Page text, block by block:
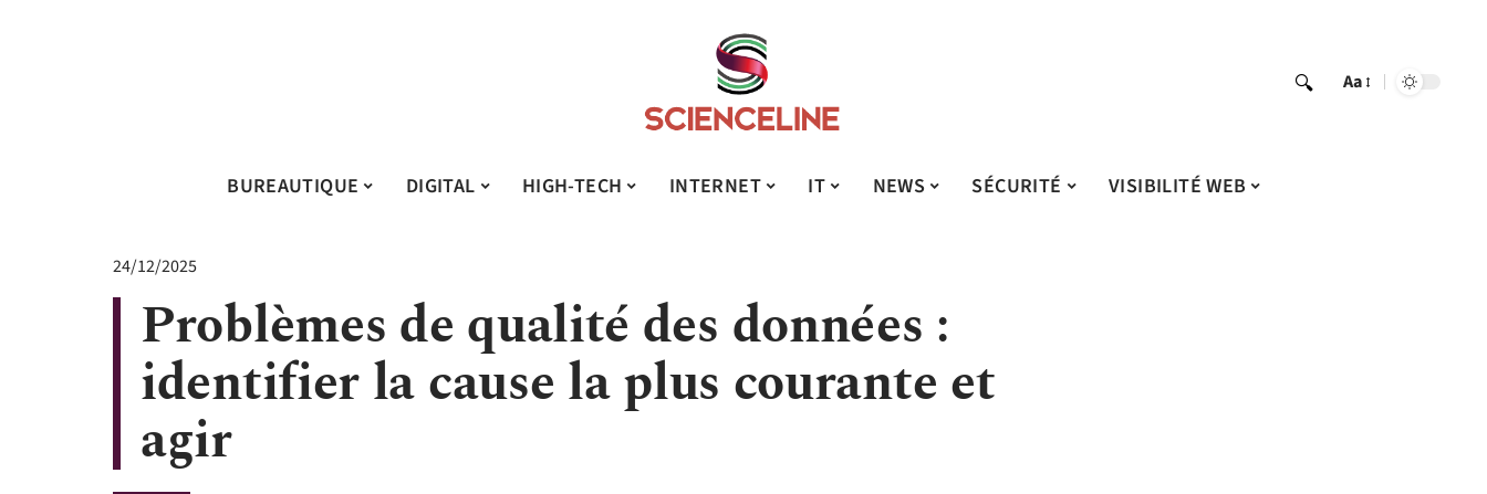
Aa
BUREAUTIQUE DIGITAL HIGH-TECH INTERNET IT NEWS SÉCURITÉ VISIBILITÉ WEB
24/12/2025
Problèmes de qualité des données :
identifier la cause la plus courante et
agir